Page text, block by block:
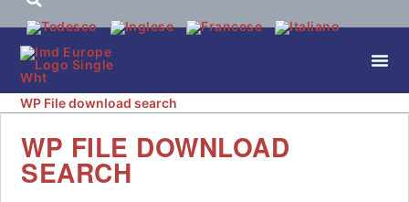
WP File download search
WP FILE DOWNLOAD
SEARCH